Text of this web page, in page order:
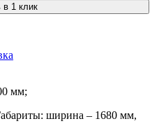
в 1 клик
мм;
ширина – 1680 мм,